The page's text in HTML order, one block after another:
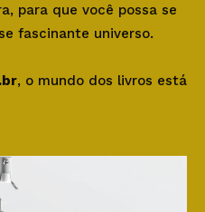
para que você possa se
fascinante universo.
, o mundo dos livros está